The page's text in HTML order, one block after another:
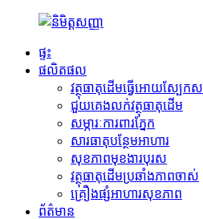
ផ្ទះ
ផលិតផល
វត្ថុធាតុដើមធ្វើអោយស្បែកស
ជួយគេងលក់វត្ថុធាតុដើម
សម្ភារៈការពារភ្នែក
សារធាតុបន្ថែមអាហារ
សុខភាពមុខងារបុរស
វត្ថុធាតុដើមប្រឆាំងភាពចាស់
គ្រឿងផ្សំអាហារសុខភាព
ព័ត៌មាន